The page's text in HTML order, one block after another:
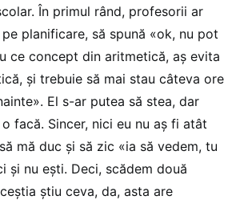
În primul rând, profesorii ar
planificare, să spună «ok, nu pot
ce concept din aritmetică, aș evita
și trebuie să mai stau câteva ore
El s-ar putea să stea, dar
facă. Sincer, nici eu nu aș fi atât
mă duc și să zic «ia să vedem, tu
și nu ești. Deci, scădem două
știu ceva, da, asta are